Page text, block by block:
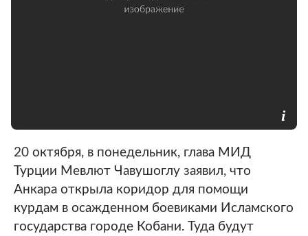
20 октября, в понедельник, глава МИД
Турции Мевлют Чавушоглу заявил, что
Анкара открыла коридор для помощи
курдам в осажденном боевиками Исламского
государства городе Кобани. Туда будут